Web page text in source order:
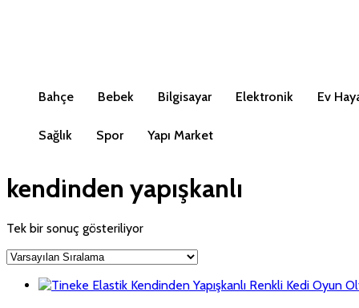
Bahçe Bebek Bilgisayar Elektronik Ev
Sağlık Spor Yapı Market
kendinden yapışkanlı
Tek bir sonuç gösteriliyor